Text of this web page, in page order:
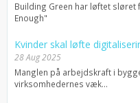
Building Green har løftet
Enough"
Kvinder skal løfte
28 Aug 2025
Manglen på arbejdskraft i
virksomhedernes væk...